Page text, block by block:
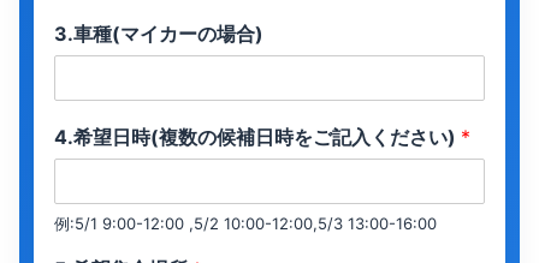
3.車種(マイカーの場合)
4.希望日時(複数の候補日時をご記入ください) *
例:5/1 9:00-12:00 ,5/2 10:00-12:00,5/3 13:00-16:00